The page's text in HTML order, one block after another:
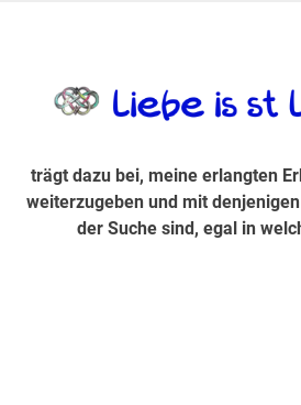
Suche sind, egal in
trägt dazu bei, meine erlangten
weiterzugeben und mit
der Suche sind, egal in